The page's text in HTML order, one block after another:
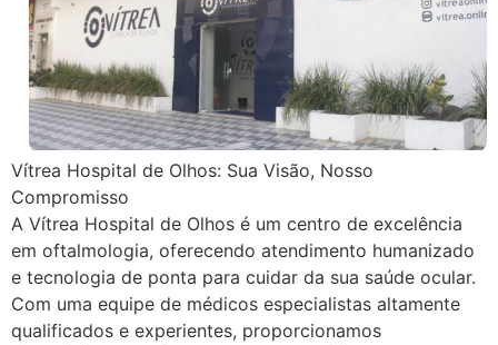
Vítrea Hospital de Olhos: Sua Visão, Nosso
Compromisso
A Vítrea Hospital de Olhos é um centro de excelência
em oftalmologia, oferecendo atendimento humanizado
e tecnologia de ponta para cuidar da sua saúde ocular.
Com uma equipe de médicos especialistas altamente
qualificados e experientes, proporcionamos